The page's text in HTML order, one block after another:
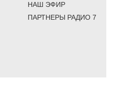
НАШ ЭФИР
ПАРТНЕРЫ РАДИО 7